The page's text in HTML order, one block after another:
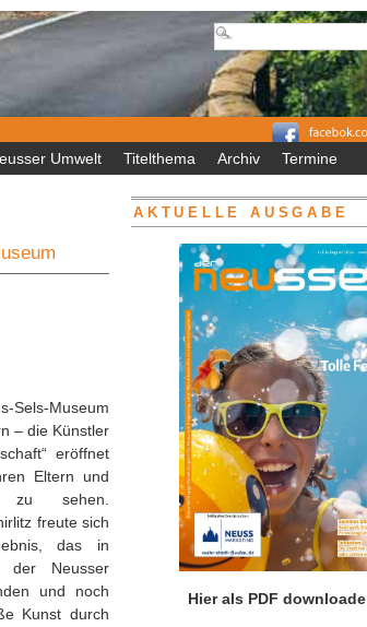
Umwelt Titelthema Archiv Termine
Sels-Museum
– die Künstler
eröffnet
Eltern und
sehen.
freute sich
das in
der Neusser
und noch
Kunst durch
AKTUELLE AUSGABE
Hier als PDF